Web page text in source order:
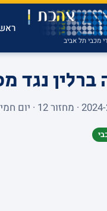
מכבי תל אביב
ברלין נגד